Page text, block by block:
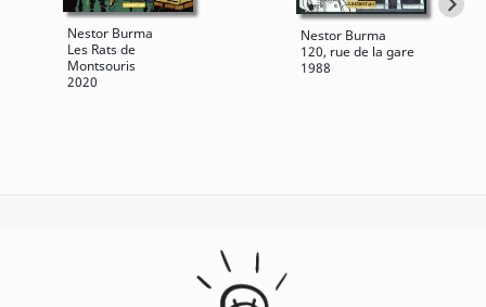
Nestor Burma
Les Rats de
Montsouris
2020
Nestor Burma
120, rue de la gare
1988